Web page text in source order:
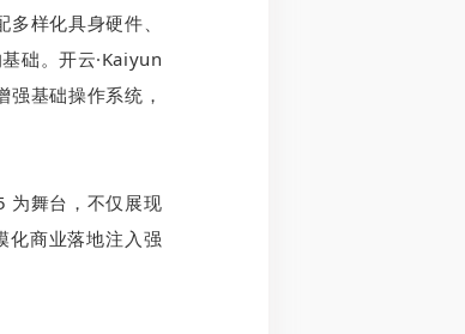
样化具身硬件、
础。开云·Kaiyun
基础操作系统，
为舞台，不仅展现
化商业落地注入强